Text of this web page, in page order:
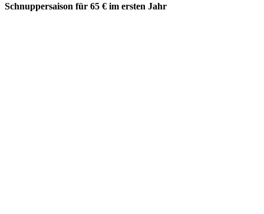
Schnuppersaison für 65 € im ersten Jahr